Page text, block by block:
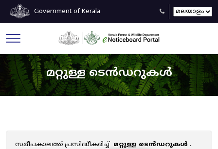
Government of Kerala
മറ്റുള്ള ടെൻഡറുകൾ
സമീപകാലത്ത് പ്രസിദ്ധീകരിച്ച് മറ്റുള്ള ടെൻഡറുകൾ .